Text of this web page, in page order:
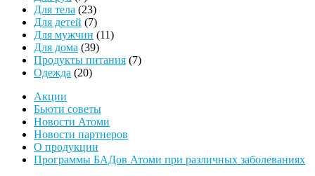
товаров
Для тела 2323
товара
Для детей 77
товаров
Для мужчин 1111
Для дома 3939
товаров
Продукты питания 77
Одежда 2020
Акции
Бьюти советы
Новости Атоми
Новости партнеров
О продукции
Программы БАДов Атоми при различных заболеваниях